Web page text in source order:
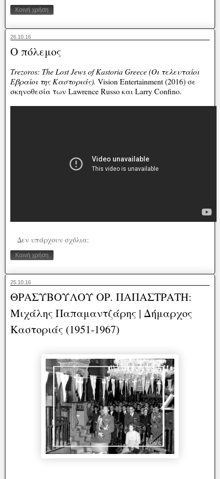
Κοινή χρήση
26.10.16
Ο πόλεμος
Trezoros: The Lost Jews of Kastoria Greece (Οι τελευταίοι
Εβραίοι της Καστοριάς). Vision Entertainment (2016) σε
σκηνοθεσία των Lawrence Russo και Larry Confino.
Δεν υπάρχουν σχόλια:
Κοινή χρήση
25.10.16
ΘΡΑΣΥΒΟΥΛΟΥ ΟΡ. ΠΑΠΑΣΤΡΑΤΗ:
Μιχάλης Παπαμαντζάρης | Δήμαρχος
Καστοριάς (1951-1967)